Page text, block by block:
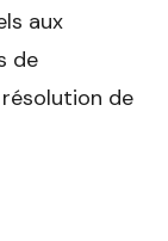
aux
de
de